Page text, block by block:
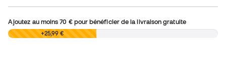
Ajoutez au moins70 €pour bénéficier de la livraison gratuite
0,00 € +25,99 €